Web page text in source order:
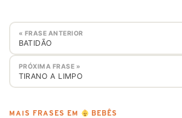
« FRASE ANTERIOR
BATIDÃO
PRÓXIMA FRASE »
TIRANO A LIMPO
MAIS FRASES EM BEBÊS